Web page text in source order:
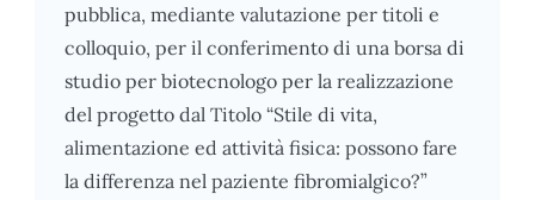
pubblica, mediante valutazione per titoli e
colloquio, per il conferimento di una borsa di
studio per biotecnologo per la realizzazione
del progetto dal Titolo “Stile di vita,
alimentazione ed attività fisica: possono fare
la differenza nel paziente fibromialgico?”